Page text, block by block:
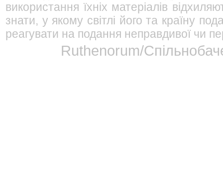
використання їхніх матеріалів
знати, у якому світлі його та країну
реагувати на подання неправдивої чи
Ruthenorum/